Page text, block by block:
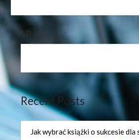
SZUKAJ
Recent Posts
Jak wybrać książki o sukcesie dla